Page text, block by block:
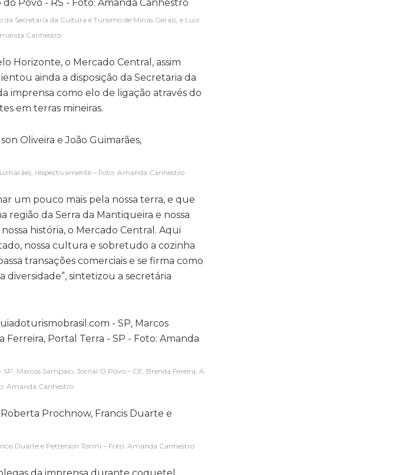
Secretaria da Cultura e Turismo de Minas Gerais, e Luiz
Canhestro
Horizonte, o Mercado Central, assim
ainda a disposição da Secretaria da
imprensa como elo de ligação através do
em terras mineiras.
respectivamente – Foto: Amanda Canhestro
um pouco mais pela nossa terra, e que
região da Serra da Mantiqueira e nossa
história, o Mercado Central. Aqui
nossa cultura e sobretudo a cozinha
transações comerciais e se firma como
sintetizou a secretária
Marcos Sampaio, Jornal O Povo – CE, Brenda Fereira, A
Amanda Canhestro
Duarte e Petterson Tonini – Foto: Amanda Canhestro